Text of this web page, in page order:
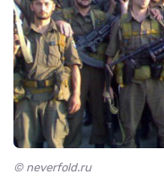
© neverfold.ru